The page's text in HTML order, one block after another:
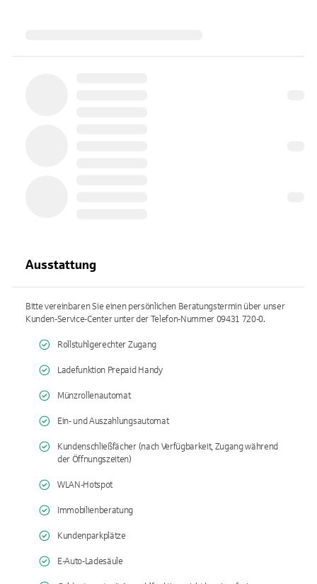
Ausstattung
Bitte vereinbaren Sie einen persönlichen Beratungstermin über unser
Kunden-Service-Center unter der Telefon-Nummer 09431 720-0.
Rollstuhlgerechter Zugang
Ladefunktion Prepaid Handy
Münzrollenautomat
Ein- und Auszahlungsautomat
Kundenschließfächer (nach Verfügbarkeit, Zugang während
der Öffnungszeiten)
WLAN-Hotspot
Immobilienberatung
Kundenparkplätze
E-Auto-Ladesäule